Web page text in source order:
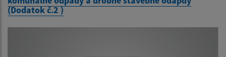
(Dodatok č.2 )